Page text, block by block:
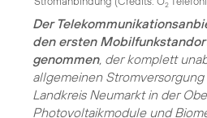
2
Der
den ersten
genommen, der komplett
allgemeinen
Landkreis Neumarkt in der
Photovoltaikmodule und